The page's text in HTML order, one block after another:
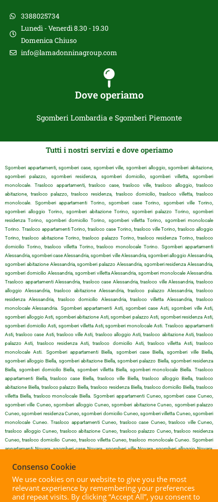
3388025734
Lunedì - Venerdì 8.30 - 19.30
Domenica Chiuso
info@lamadonninagroup.com
Dove operiamo
Sgomberi Lombardia e Sgomberi Piemonte
Tutti i nostri servizi e dove operiamo
Sgomberi appartamenti, sgomberi case, sgomberi ville, sgomberi alloggio, sgomberi abitazione,
sgomberi palazzo, sgomberi residenza, sgomberi domicilio, sgomberi villetta, sgomberi
monolocale. Trasloco appartamenti, trasloco case, trasloco ville, trasloco alloggio, trasloco
abitazione, trasloco palazzo, trasloco residenza, trasloco domicilio, trasloco villetta, trasloco
monolocale. Sgomberi appartamenti Torino, sgomberi case Torino, sgomberi ville Torino,
sgomberi alloggio Torino, sgomberi abitazione Torino, sgomberi palazzo Torino, sgomberi
residenza Torino, sgomberi domicilio Torino, sgomberi villetta Torino, sgomberi monolocale
Torino. Trasloco appartamenti Torino, trasloco case Torino, trasloco ville Torino, trasloco alloggio
Torino, trasloco abitazione Torino, trasloco palazzo Torino, trasloco residenza Torino, trasloco
domicilio Torino, trasloco villetta Torino, trasloco monolocale Torino. Sgomberi appartamenti
Alessandria, sgomberi case Alessandria, sgomberi ville Alessandria, sgomberi alloggio Alessandria,
sgomberi abitazione Alessandria, sgomberi palazzo Alessandria, sgomberi residenza Alessandria,
sgomberi domicilio Alessandria, sgomberi villetta Alessandria, sgomberi monolocale Alessandria.
Trasloco appartamenti Alessandria, trasloco case Alessandria, trasloco ville Alessandria, trasloco
alloggio Alessandria, trasloco abitazione Alessandria, trasloco palazzo Alessandria, trasloco
residenza Alessandria, trasloco domicilio Alessandria, trasloco villetta Alessandria, trasloco
monolocale Alessandria. Sgomberi appartamenti Asti, sgomberi case Asti, sgomberi ville Asti,
sgomberi alloggio Asti, sgomberi abitazione Asti, sgomberi palazzo Asti, sgomberi residenza Asti,
sgomberi domicilio Asti, sgomberi villetta Asti, sgomberi monolocale Asti. Trasloco appartamenti
Asti, trasloco case Asti, trasloco ville Asti, trasloco alloggio Asti, trasloco abitazione Asti, trasloco
palazzo Asti, trasloco residenza Asti, trasloco domicilio Asti, trasloco villetta Asti, trasloco
monolocale Asti. Sgomberi appartamenti Biella, sgomberi case Biella, sgomberi ville Biella,
sgomberi alloggio Biella, sgomberi abitazione Biella, sgomberi palazzo Biella, sgomberi residenza
Biella, sgomberi domicilio Biella, sgomberi villetta Biella, sgomberi monolocale Biella. Trasloco
appartamenti Biella, trasloco case Biella, trasloco ville Biella, trasloco alloggio Biella, trasloco
abitazione Biella, trasloco palazzo Biella, trasloco residenza Biella, trasloco domicilio Biella, trasloco
villetta Biella, trasloco monolocale Biella. Sgomberi appartamenti Cuneo, sgomberi case Cuneo,
sgomberi ville Cuneo, sgomberi alloggio Cuneo, sgomberi abitazione Cuneo, sgomberi palazzo
Cuneo, sgomberi residenza Cuneo, sgomberi domicilio Cuneo, sgomberi villetta Cuneo, sgomberi
monolocale Cuneo. Trasloco appartamenti Cuneo, trasloco case Cuneo, trasloco ville Cuneo,
trasloco alloggio Cuneo, trasloco abitazione Cuneo, trasloco palazzo Cuneo, trasloco residenza
Cuneo, trasloco domicilio Cuneo, trasloco villetta Cuneo, trasloco monolocale Cuneo. Sgomberi
appartamenti Novara, sgomberi case Novara, sgomberi ville Novara, sgomberi alloggio Novara,
domicilio Novara, sgomberi villetta Novara, sgomberi monolocale Novara. Trasloco appartamenti
Novara, trasloco case Novara, trasloco ville Novara, trasloco alloggio Novara, trasloco abitazione
Novara, trasloco palazzo Novara, trasloco residenza Novara, trasloco domicilio Novara, trasloco
villetta Novara, trasloco monolocale Novara. Sgomberi appartamenti Vercelli, sgomberi case Vercelli,
Consenso Cookie
We use cookies on our website to give you the most
relevant experience by remembering your preferences
and repeat visits. By clicking “Accept All”, you consent to